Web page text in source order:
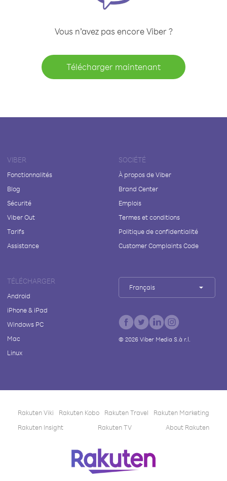
Vous n’avez pas encore Viber ?
Télécharger maintenant
VIBER
Fonctionnalités
Blog
Sécurité
Viber Out
Tarifs
Assistance
SOCIÉTÉ
À propos de Viber
Brand Center
Emplois
Termes et conditions
Politique de confidentialité
Customer Complaints Code
TÉLÉCHARGER
Android
iPhone & iPad
Windows PC
Mac
Linux
Français
© 2026Viber Media S.à r.l.
Rakuten Viki Rakuten Kobo Rakuten Travel
Rakuten Marketing
Rakuten Insight
Rakuten TV About Rakuten